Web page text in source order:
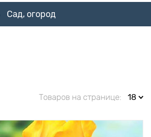
Сад, огород
Товаров на странице: 18